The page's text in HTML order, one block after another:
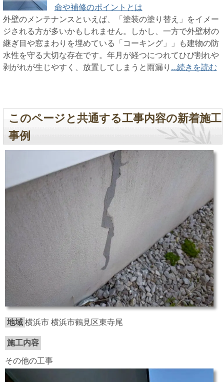
命や補修のポイントとは
外壁のメンテナンスといえば、「塗装の塗り替え」をイメー
ジされる方が多いかもしれません。しかし、一方で外壁材の
継ぎ目や窓まわりを埋めている「コーキング」」も建物の防
水性を守る大切な存在です。年月が経つにつれてひび割れや
剥がれが生じやすく、放置してしまうと雨漏り ...続きを読む
このページと共通する工事内容の新着施工
事例
地域 横浜市 横浜市鶴見区東寺尾
施工内容
その他の工事